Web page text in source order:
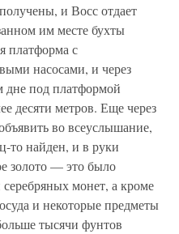
и Восс отдает
им месте бухты
платформа с
насосами, и через
дне под платформой
десяти метров. Еще через
во всеуслышание,
то найден, и в руки
золото — это было
серебряных монет, а кроме
и некоторые предметы
тысячи фунтов